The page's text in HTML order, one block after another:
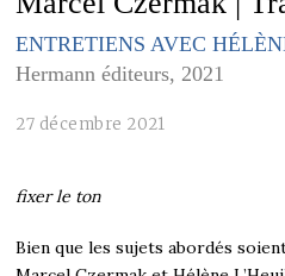
ENTRETIENS AVEC
Hermann éditeurs, 2021
27 décembre 2021
fixer le ton
Bien que les sujets abordés